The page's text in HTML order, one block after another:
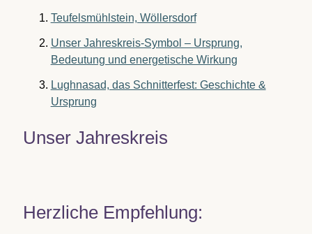
Teufelsmühlstein, Wöllersdorf
Unser Jahreskreis-Symbol – Ursprung,
Bedeutung und energetische Wirkung
Lughnasad, das Schnitterfest: Geschichte &
Ursprung
Unser Jahreskreis
Herzliche Empfehlung: